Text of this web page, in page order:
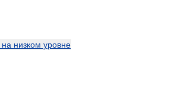
на низком уровне